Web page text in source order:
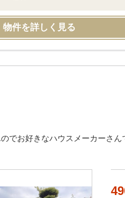
物件を詳しく見る
でお好きなハウスメーカーさ